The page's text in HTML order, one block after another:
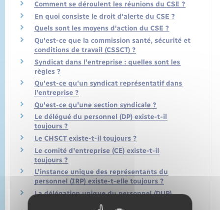
Comment se déroulent les réunions du CSE ?
En quoi consiste le droit d'alerte du CSE ?
Quels sont les moyens d'action du CSE ?
Qu'est-ce que la commission santé, sécurité et
conditions de travail (CSSCT) ?
Syndicat dans l'entreprise : quelles sont les
règles ?
Qu'est-ce qu'un syndicat représentatif dans
l'entreprise ?
Qu'est-ce qu'une section syndicale ?
Le délégué du personnel (DP) existe-t-il
toujours ?
Le CHSCT existe-t-il toujours ?
Le comité d'entreprise (CE) existe-t-il
toujours ?
L'instance unique des représentants du
personnel (IRP) existe-t-elle toujours ?
La délégation unique du personnel (DUP)
existe-t-elle toujours ?